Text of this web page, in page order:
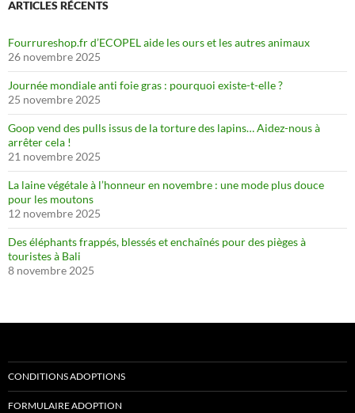
ARTICLES RÉCENTS
Fourrureshop.fr d’ECOPEL aide les ours et les autres animaux
26 novembre 2025
Journée mondiale anti foie gras : pourquoi existe-t-elle ?
25 novembre 2025
Goop vend des pulls issus de la torture des lapins… Aidez-nous à
arrêter cela !
21 novembre 2025
La laine végétale à l’honneur en novembre : une mode plus douce
pour les moutons
12 novembre 2025
Des éléphants frappés, blessés et enchaînés pour des pièges à
touristes à Bali
8 novembre 2025
CONDITIONS ADOPTIONS
FORMULAIRE ADOPTION